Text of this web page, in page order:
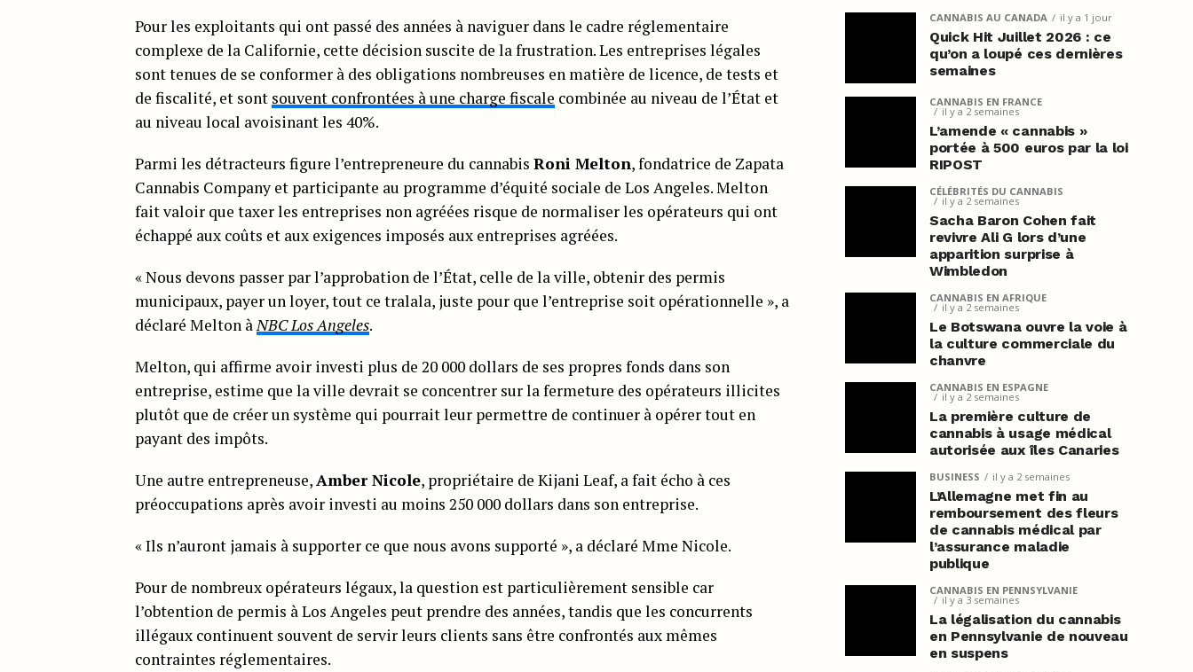
Pour les exploitants qui ont passé des années à naviguer dans le cadre réglementaire
complexe de la Californie, cette décision suscite de la frustration. Les entreprises légales
sont tenues de se conformer à des obligations nombreuses en matière de licence, de tests et
de fiscalité, et sont souvent confrontées à une charge fiscale combinée au niveau de l’État et
au niveau local avoisinant les 40%.
Parmi les détracteurs figure l’entrepreneure du cannabis Roni Melton, fondatrice de Zapata
Cannabis Company et participante au programme d’équité sociale de Los Angeles. Melton
fait valoir que taxer les entreprises non agréées risque de normaliser les opérateurs qui ont
échappé aux coûts et aux exigences imposés aux entreprises agréées.
« Nous devons passer par l’approbation de l’État, celle de la ville, obtenir des permis
municipaux, payer un loyer, tout ce tralala, juste pour que l’entreprise soit opérationnelle », a
déclaré Melton à NBC Los Angeles.
Melton, qui affirme avoir investi plus de 20 000 dollars de ses propres fonds dans son
entreprise, estime que la ville devrait se concentrer sur la fermeture des opérateurs illicites
plutôt que de créer un système qui pourrait leur permettre de continuer à opérer tout en
payant des impôts.
Une autre entrepreneuse, Amber Nicole, propriétaire de Kijani Leaf, a fait écho à ces
préoccupations après avoir investi au moins 250 000 dollars dans son entreprise.
« Ils n’auront jamais à supporter ce que nous avons supporté », a déclaré Mme Nicole.
Pour de nombreux opérateurs légaux, la question est particulièrement sensible car
l’obtention de permis à Los Angeles peut prendre des années, tandis que les concurrents
illégaux continuent souvent de servir leurs clients sans être confrontés aux mêmes
contraintes réglementaires.
CANNABIS AU CANADA il y a 1 jour
Quick Hit Juillet 2026 : ce
qu’on a loupé ces dernières
semaines
CANNABIS EN FRANCE
il y a 2 semaines
L’amende « cannabis »
portée à 500 euros par la loi
RIPOST
CÉLÉBRITÉS DU CANNABIS
il y a 2 semaines
Sacha Baron Cohen fait
revivre Ali G lors d’une
apparition surprise à
Wimbledon
CANNABIS EN AFRIQUE
il y a 2 semaines
Le Botswana ouvre la voie à
la culture commerciale du
chanvre
CANNABIS EN ESPAGNE
il y a 2 semaines
La première culture de
cannabis à usage médical
autorisée aux îles Canaries
BUSINESS il y a 2 semaines
L’Allemagne met fin au
remboursement des fleurs
de cannabis médical par
l’assurance maladie
publique
CANNABIS EN PENNSYLVANIE
il y a 3 semaines
La légalisation du cannabis
en Pennsylvanie de nouveau
en suspens